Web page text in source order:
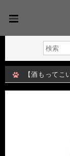
【酒もって